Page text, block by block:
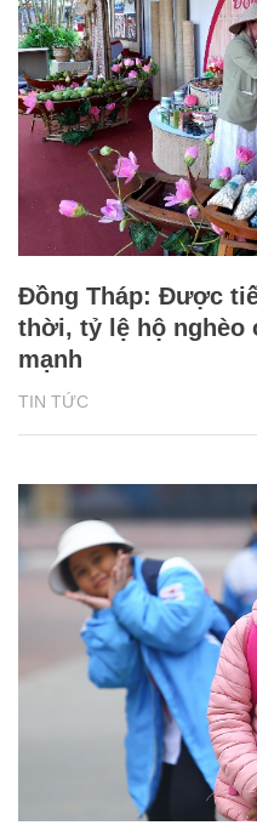
TIN TỨC
Đồng Tháp: Được
thời, tỷ lệ hộ nghèo
mạnh